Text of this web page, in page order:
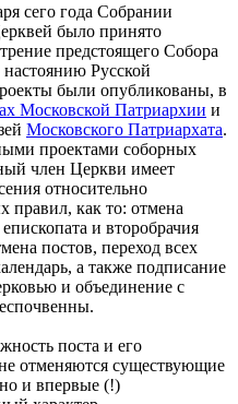
сего года Собрании
было принято
предстоящего Собора
Русской
были опубликованы, в
Московской Патриархии и
Московского Патриархата.
проектами соборных
член Церкви имеет
относительно
правил, как то: отмена
и второбрачия
постов, переход всех
а также подписание
и объединение с
поста и его
отменяются существующие
и впервые (!)